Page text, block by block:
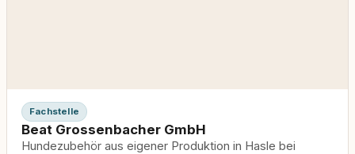
Fachstelle
Beat Grossenbacher GmbH
Hundezubehör aus eigener Produktion in Hasle bei